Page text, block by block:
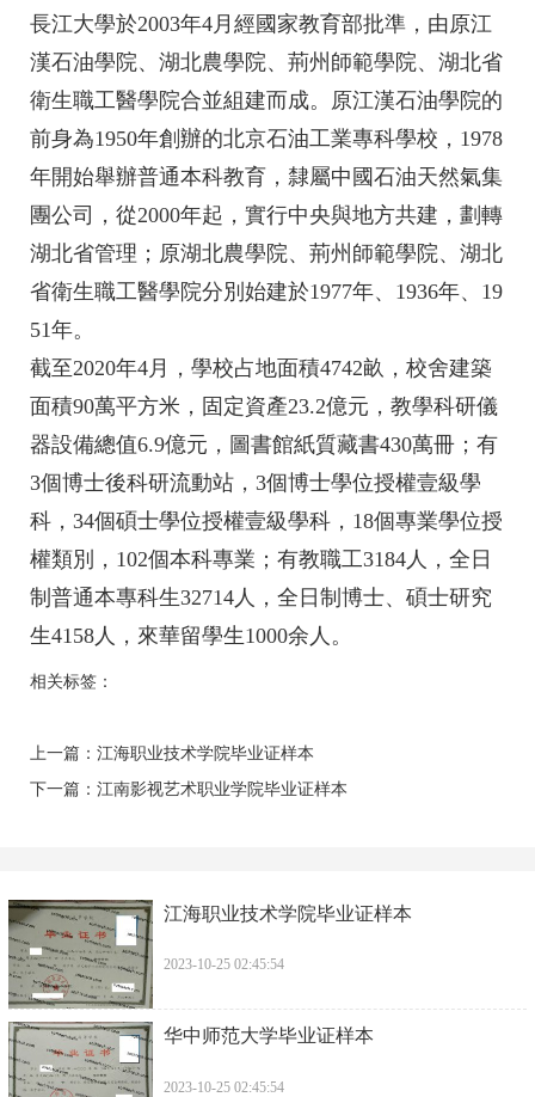
長江大學於2003年4月經國家教育部批準，由原江
漢石油學院、湖北農學院、荊州師範學院、湖北省
衛生職工醫學院合並組建而成。原江漢石油學院的
前身為1950年創辦的北京石油工業專科學校，1978
年開始舉辦普通本科教育，隸屬中國石油天然氣集
團公司，從2000年起，實行中央與地方共建，劃轉
湖北省管理；原湖北農學院、荊州師範學院、湖北
省衛生職工醫學院分別始建於1977年、1936年、19
51年。
截至2020年4月，學校占地面積4742畝，校舍建築
面積90萬平方米，固定資產23.2億元，教學科研儀
器設備總值6.9億元，圖書館紙質藏書430萬冊；有
3個博士後科研流動站，3個博士學位授權壹級學
科，34個碩士學位授權壹級學科，18個專業學位授
權類別，102個本科專業；有教職工3184人，全日
制普通本專科生32714人，全日制博士、碩士研究
生4158人，來華留學生1000余人。
相关标签：
上一篇： 江海职业技术学院毕业证样本
下一篇： 江南影视艺术职业学院毕业证样本
江海职业技术学院毕业证样本
2023-10-25 02:45:54
华中师范大学毕业证样本
2023-10-25 02:45:54